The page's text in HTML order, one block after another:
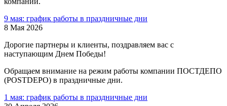
9 мая: график работы в праздничные дни
8 Мая 2026
Дорогие партнеры и клиенты, поздравляем вас с
наступающим Днем Победы!
Обращаем внимание на режим работы компании ПОСТДЕПО
(POSTDEPO) в праздничные дни.
1 мая: график работы в праздничные дни